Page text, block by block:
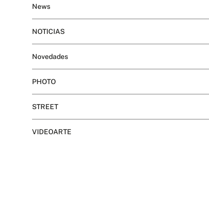
News
NOTICIAS
Novedades
PHOTO
STREET
VIDEOARTE